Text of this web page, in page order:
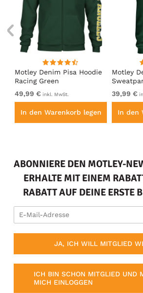
Motley Denim Pisa Hoodie
Racing Green
49,99 € inkl. MwSt.
In den Warenkorb legen
Motley
39,99 €
In den
ABONNIERE DEN MOTLEY-
ERHALTE MIT EINEM
RABATT AUF DEINE ERSTE
JA, ICH WILL MITGLIED
ICH BIN SCHON MITGLIED UND
MICH EINLOGGEN